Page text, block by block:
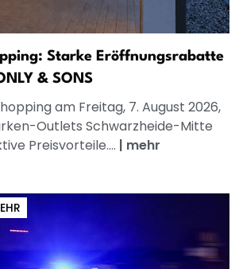
Starke Eröffnungsrabatte
& SONS
am Freitag, 7. August 2026,
Outlets Schwarzheide-Mitte
Preisvorteile.... | mehr